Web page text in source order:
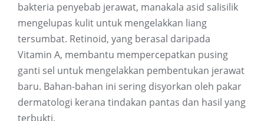
bakteria penyebab jerawat, manakala asid salisilik
mengelupas kulit untuk mengelakkan liang
tersumbat. Retinoid, yang berasal daripada
Vitamin A, membantu mempercepatkan pusing
ganti sel untuk mengelakkan pembentukan jerawat
baru. Bahan-bahan ini sering disyorkan oleh pakar
dermatologi kerana tindakan pantas dan hasil yang
terbukti.